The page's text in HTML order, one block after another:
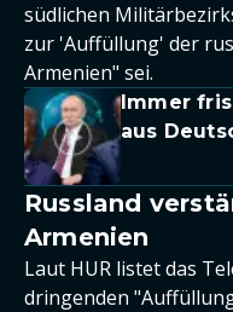
südlichen
zur 'Auffüllung' der
Armenien" sei.
Immer
aus
Russland
Armenien
Laut HUR listet das
dringenden